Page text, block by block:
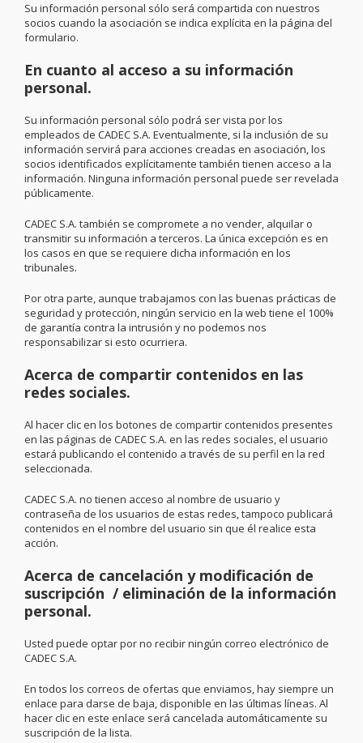
Su información personal sólo será compartida con nuestros
socios cuando la asociación se indica explícita en la página del
formulario.
En cuanto al acceso a su información
personal.
Su información personal sólo podrá ser vista por los
empleados de CADEC S.A. Eventualmente, si la inclusión de su
información servirá para acciones creadas en asociación, los
socios identificados explícitamente también tienen acceso a la
información. Ninguna información personal puede ser revelada
públicamente.
CADEC S.A. también se compromete a no vender, alquilar o
transmitir su información a terceros. La única excepción es en
los casos en que se requiere dicha información en los
tribunales.
Por otra parte, aunque trabajamos con las buenas prácticas de
seguridad y protección, ningún servicio en la web tiene el 100%
de garantía contra la intrusión y no podemos nos
responsabilizar si esto ocurriera.
Acerca de compartir contenidos en las
redes sociales.
Al hacer clic en los botones de compartir contenidos presentes
en las páginas de CADEC S.A. en las redes sociales, el usuario
estará publicando el contenido a través de su perfil en la red
seleccionada.
CADEC S.A. no tienen acceso al nombre de usuario y
contraseña de los usuarios de estas redes, tampoco publicará
contenidos en el nombre del usuario sin que él realice esta
acción.
Acerca de cancelación y modificación de
suscripción / eliminación de la información
personal.
Usted puede optar por no recibir ningún correo electrónico de
CADEC S.A.
En todos los correos de ofertas que enviamos, hay siempre un
enlace para darse de baja, disponible en las últimas líneas. Al
hacer clic en este enlace será cancelada automáticamente su
suscripción de la lista.